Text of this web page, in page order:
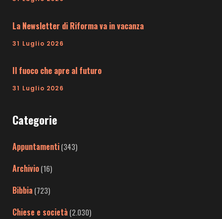
La Newsletter di Riforma va in vacanza
31 Luglio 2026
Il fuoco che apre al futuro
31 Luglio 2026
Categorie
Appuntamenti(343)
Archivio(16)
Bibbia (723)
Chiese e società (2.030)